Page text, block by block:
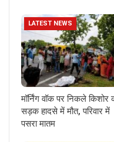
LATEST NEWS
मॉर्निंग वॉक पर निकले किशोर
सड़क हादसे में मौत, परिवार में
पसरा मातम